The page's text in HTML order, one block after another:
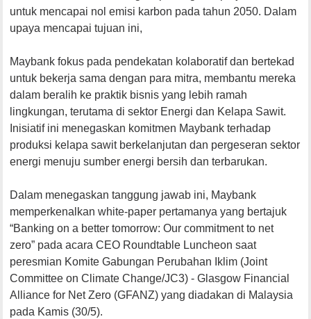
untuk mencapai nol emisi karbon pada tahun 2050. Dalam
upaya mencapai tujuan ini,
Maybank fokus pada pendekatan kolaboratif dan bertekad
untuk bekerja sama dengan para mitra, membantu mereka
dalam beralih ke praktik bisnis yang lebih ramah
lingkungan, terutama di sektor Energi dan Kelapa Sawit.
Inisiatif ini menegaskan komitmen Maybank terhadap
produksi kelapa sawit berkelanjutan dan pergeseran sektor
energi menuju sumber energi bersih dan terbarukan.
Dalam menegaskan tanggung jawab ini, Maybank
memperkenalkan white-paper pertamanya yang bertajuk
“Banking on a better tomorrow: Our commitment to net
zero” pada acara CEO Roundtable Luncheon saat
peresmian Komite Gabungan Perubahan Iklim (Joint
Committee on Climate Change/JC3) - Glasgow Financial
Alliance for Net Zero (GFANZ) yang diadakan di Malaysia
pada Kamis (30/5).